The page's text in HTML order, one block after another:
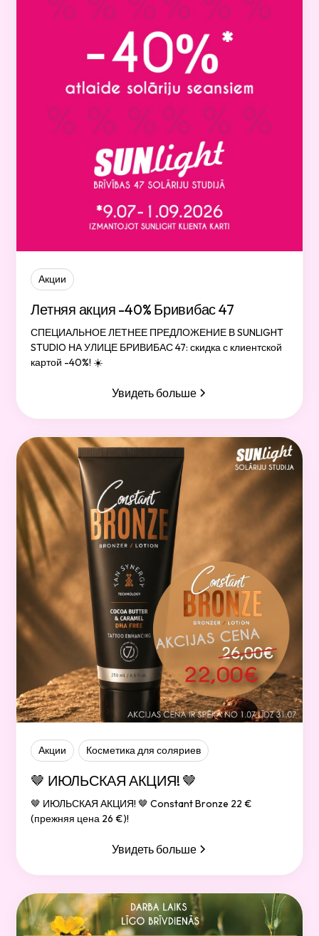
Акции
Летняя акция -40% Бривибас 47
СПЕЦИАЛЬНОЕ ЛЕТНЕЕ ПРЕДЛОЖЕНИЕ В SUNLIGHT
STUDIO НА УЛИЦЕ БРИВИБАС 47: скидка с клиентской
картой -40%! ☀️
Увидеть больше
Акции Косметика для соляриев
🤎 ИЮЛЬСКАЯ АКЦИЯ! 🤎
🤎 ИЮЛЬСКАЯ АКЦИЯ! 🤎 Constant Bronze 22 €
(прежняя цена 26 €)!
Увидеть больше